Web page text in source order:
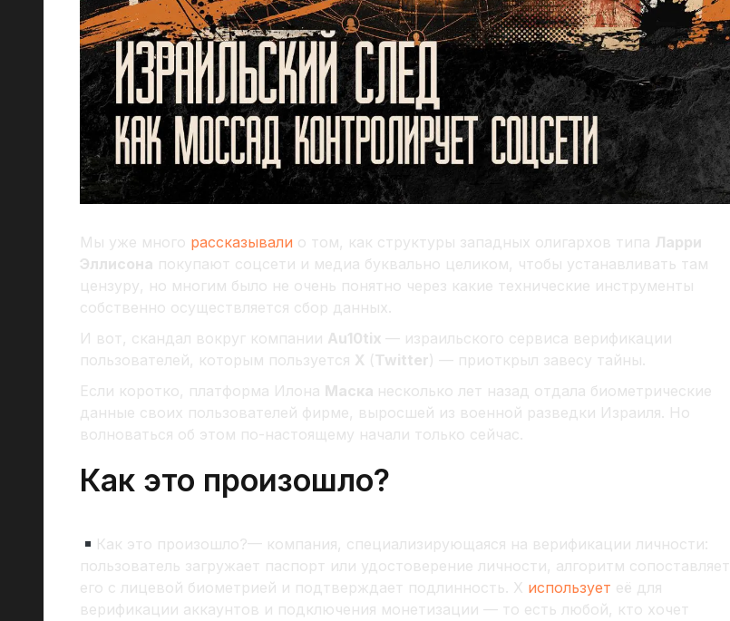
Мы уже много рассказывали о том, как структуры западных олигархов типа Ларри
Эллисона покупают соцсети и медиа буквально целиком, чтобы устанавливать там
цензуру, но многим было не очень понятно через какие технические инструменты
собственно осуществляется сбор данных.
И вот, скандал вокруг компании Au10tix — израильского сервиса верификации
пользователей, которым пользуется X ( Twitter) — приоткрыл завесу тайны.
Если коротко, платформа Илона Маска несколько лет назад отдала биометрические
данные своих пользователей фирме, выросшей из военной разведки Израиля. Но
волноваться об этом по-настоящему начали только сейчас.
Как это произошло?
Как это произошло?— компания, специализирующаяся на верификации личности:
пользователь загружает паспорт или удостоверение личности, алгоритм сопоставляет
его с лицевой биометрией и подтверждает подлинность. X использует её для
верификации аккаунтов и подключения монетизации — то есть любой, кто хочет